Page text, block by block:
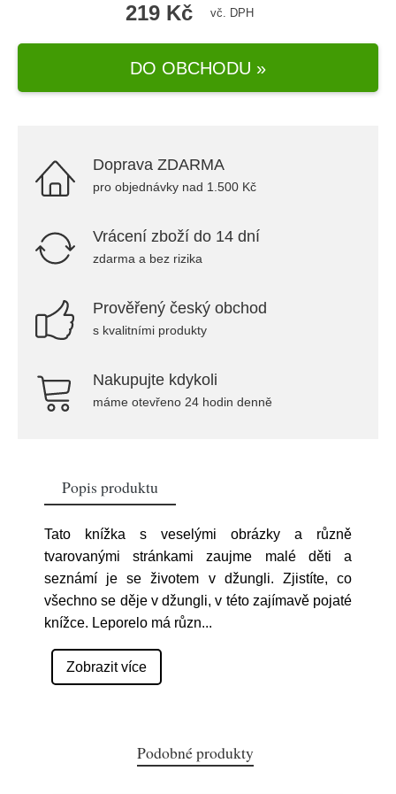
219 Kč vč. DPH
DO OBCHODU »
Doprava ZDARMA
pro objednávky nad 1.500 Kč
Vrácení zboží do 14 dní
zdarma a bez rizika
Prověřený český obchod
s kvalitními produkty
Nakupujte kdykoli
máme otevřeno 24 hodin denně
Popis produktu
Tato knížka s veselými obrázky a různě
tvarovanými stránkami zaujme malé děti a
seznámí je se životem v džungli. Zjistíte, co
všechno se děje v džungli, v této zajímavě pojaté
knížce. Leporelo má různ...
Zobrazit více
Podobné produkty